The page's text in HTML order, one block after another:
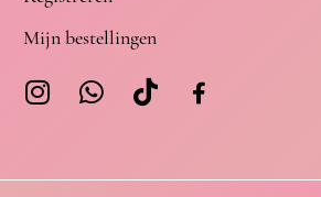
Mijn bestellingen